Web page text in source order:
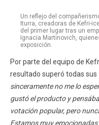
Un reflejo del
Iturra, creadoras de Kefri-
del primer lugar tras un
Ignacia Martinovich,
exposición.
Por parte del equipo de
resultado superó todas
sinceramente no me lo
gustó el producto y
votación popular, pero
Estamos muy